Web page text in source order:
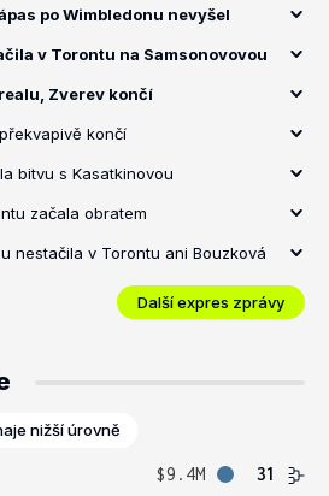
po Wimbledonu nevyšel
v Torontu na Samsonovovou
Zverev končí
končí
bitvu s Kasatkinovou
začala obratem
nestačila v Torontu ani Bouzková
Další expres zprávy
nižší úrovně
$9.4M
31